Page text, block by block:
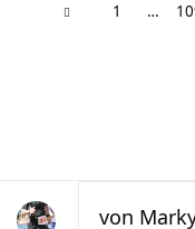
1 …
von